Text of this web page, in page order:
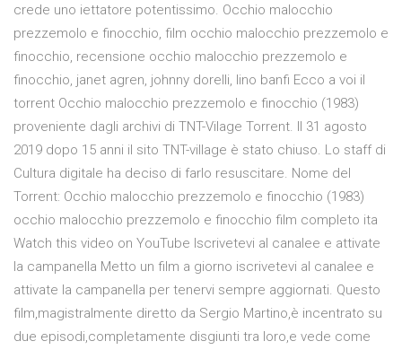
crede uno iettatore potentissimo. Occhio malocchio
prezzemolo e finocchio, film occhio malocchio prezzemolo e
finocchio, recensione occhio malocchio prezzemolo e
finocchio, janet agren, johnny dorelli, lino banfi Ecco a voi il
torrent Occhio malocchio prezzemolo e finocchio (1983)
proveniente dagli archivi di TNT-Vilage Torrent. Il 31 agosto
2019 dopo 15 anni il sito TNT-village è stato chiuso. Lo staff di
Cultura digitale ha deciso di farlo resuscitare. Nome del
Torrent: Occhio malocchio prezzemolo e finocchio (1983)
occhio malocchio prezzemolo e finocchio film completo ita
Watch this video on YouTube Iscrivetevi al canalee e attivate
la campanella Metto un film a giorno iscrivetevi al canalee e
attivate la campanella per tenervi sempre aggiornati. Questo
film,magistralmente diretto da Sergio Martino,è incentrato su
due episodi,completamente disgiunti tra loro,e vede come